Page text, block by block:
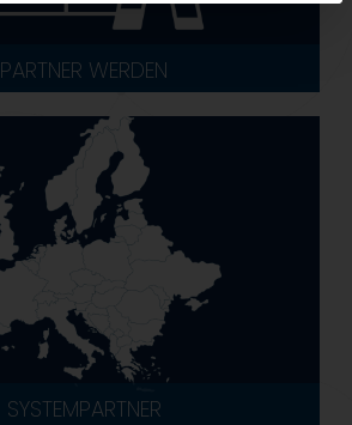
PARTNER WERDEN
SYSTEMPARTNER